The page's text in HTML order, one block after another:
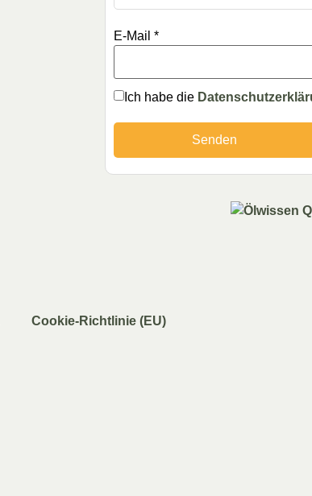
E-Mail *
Ich habe die
Cookie-Richtlinie (EU)